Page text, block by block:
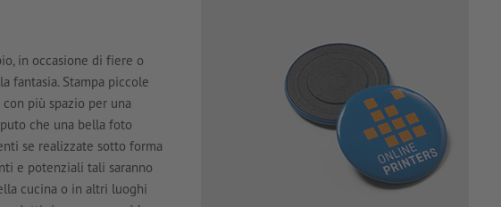
in occasione di fiere o
fantasia. Stampa piccole
più spazio per una
che una bella foto
se realizzate sotto forma
e potenziali tali saranno
cucina o in altri luoghi